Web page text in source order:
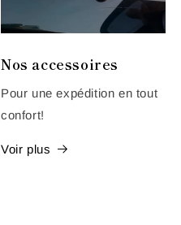
Nos accessoires
Pour une expédition en tout
confort!
Voir plus